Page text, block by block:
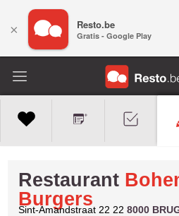
Restaurant
Burgers
Sint-Amandstraat 22 228000
× Resto.be
Gratis - Google Play